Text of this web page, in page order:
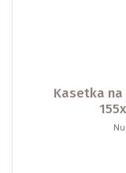
Kasetka na